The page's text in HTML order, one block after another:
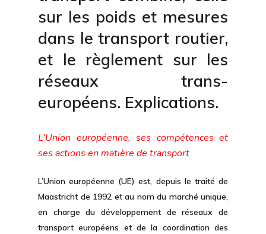
sur les poids et mesures
dans le transport routier,
et le règlement sur les
réseaux trans-
européens. Explications.
L’Union européenne, ses compétences et
ses actions en matière de transport
L’Union européenne (UE) est, depuis le traité de
Maastricht de 1992 et au nom du marché unique,
en charge du développement de réseaux de
transport européens et de la coordination des